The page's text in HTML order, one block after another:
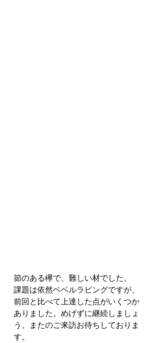
節のある欅で、難しい材でした。
課題は依然ベベルラビングですが、
前回と比べて上達した点がいくつか
ありました。めげずに継続しましょ
う。またのご来訪お待ちしておりま
す。